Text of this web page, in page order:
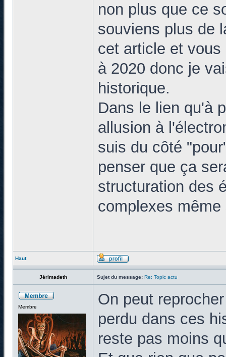
non plus que ce
souviens plus de
cet article et
à 2020 donc je
historique.
Dans le lien qu'à
allusion à
suis du côté
penser que ça
structuration des
complexes
Haut
Jérimadeth Sujet du message: Re: Topic actu
Membre
On peut
perdu dans ces
reste pas moins